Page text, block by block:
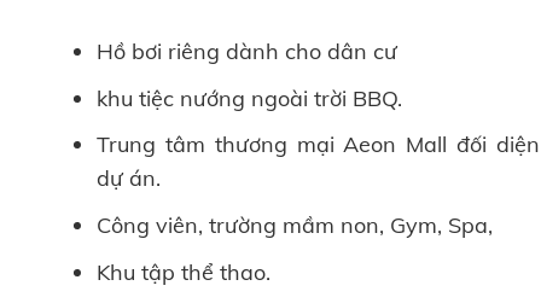
Hồ bơi riêng dành cho dân cư
khu tiệc nướng ngoài trời BBQ.
Trung tâm thương mại Aeon Mall đối diện
dự án.
Công viên, trường mầm non, Gym, Spa,
Khu tập thể thao.